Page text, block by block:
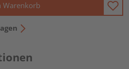
Warenkorb